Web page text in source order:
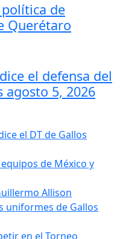
de
Querétaro
el defensa del
agosto 5, 2026
el DT de Gallos
de México y
Allison
uniformes de Gallos
en el Torneo